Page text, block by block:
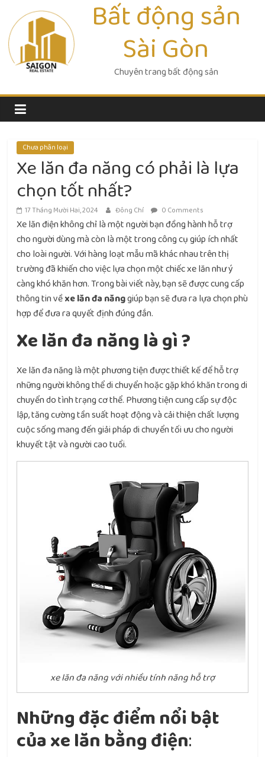
content
Bất động sản
Sài Gòn
Chuyên trang bất động sản
Chưa phân loại
Xe lăn đa năng có phải là lựa
chọn tốt nhất?
17 Tháng Mười Hai, 2024 Đông Chí 0 Comments
Xe lăn điện không chỉ là một người bạn đồng hành hỗ trợ
cho người dùng mà còn là một trong công cụ giúp ích nhất
cho loài người. Với hàng loạt mẫu mã khác nhau trên thị
trường đã khiến cho việc lựa chọn một chiếc xe lăn như ý
càng khó khăn hơn. Trong bài viết này, bạn sẽ được cung cấp
thông tin vềxe lăn đa nănggiúp bạn sẽ đưa ra lựa chọn phù
hợp để đưa ra quyết định đúng đắn.
Xe lăn đa năng là gì ?
Xe lăn đa năng là một phương tiện được thiết kế để hỗ trợ
những người không thể di chuyển hoặc gặp khó khăn trong di
chuyển do tình trạng cơ thể. Phương tiện cung cấp sự độc
lập, tăng cường tần suất hoạt động và cải thiện chất lượng
cuộc sống mang đến giải pháp di chuyển tối ưu cho người
khuyết tật và người cao tuổi.
xe lăn đa năng với nhiều tính năng hỗ trợ
Những đặc điểm nổi bật
của xe lăn bằng điện: